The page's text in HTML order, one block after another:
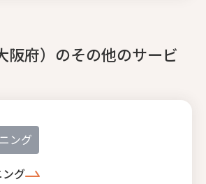
阪府）のその他のサービ
ング
グ